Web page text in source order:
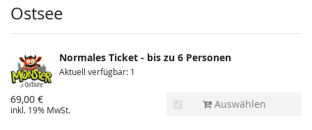
Produkte
Ostsee
Normales Ticket - bis zu 6 Personen
Aktuell verfügbar: 1
69,00 €
inkl. 19% MwSt. Auswählen